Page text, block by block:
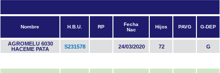
Nombre H.B.U. RP
Fecha
Nac
Hijos PAVG G-DEP
AGROMELU 6030
HACEME PATA
S231578 24/03/2020 72 G